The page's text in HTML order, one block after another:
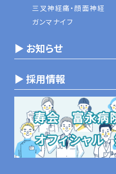
三叉神経痛・顔面神経
ガンマナイフ
▶ お知らせ
▶ 採用情報